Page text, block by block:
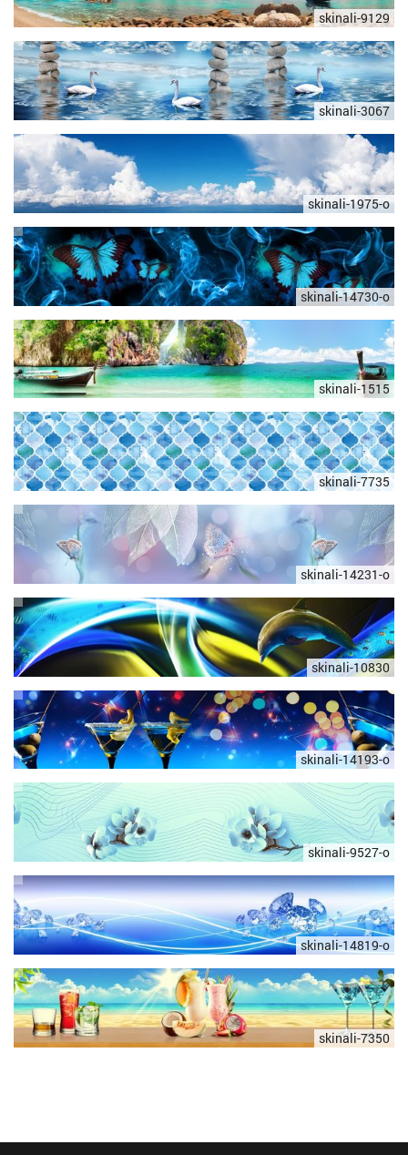
skinali-9129
skinali-3067
skinali-1975-o
skinali-14730-o
skinali-1515
skinali-7735
skinali-14231-o
skinali-10830
skinali-14193-o
skinali-9527-o
skinali-14819-o
skinali-7350